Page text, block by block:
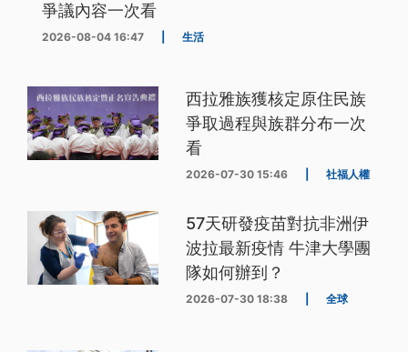
爭議內容一次看
2026-08-04 16:47 生活
西拉雅族獲核定原住民族
爭取過程與族群分布一次
看
2026-07-30 15:46 社福人權
57天研發疫苗對抗非洲伊
波拉最新疫情 牛津大學團
隊如何辦到？
2026-07-30 18:38 全球